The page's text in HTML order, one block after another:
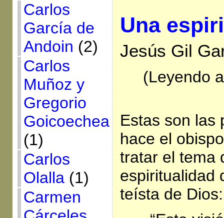
Carlos
García de
Andoin (2)
Carlos
Muñoz y
Gregorio
Goicoechea
(1)
Carlos
Olalla(1)
Carmen
Una
Jesús Gil
(Leyendo
Estas son las
hace el
tratar el tema
espiritualidad
teísta de Dios: